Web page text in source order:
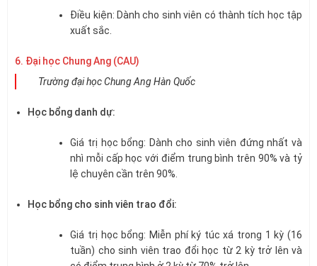
Điều kiện: Dành cho sinh viên có thành tích học tập
xuất sắc.
6. Đại học Chung Ang (CAU)
Trường đại học Chung Ang Hàn Quốc
Học bổng danh dự:
Giá trị học bổng: Dành cho sinh viên đứng nhất và
nhì mỗi cấp học với điểm trung bình trên 90% và tỷ
lệ chuyên cần trên 90%.
Học bổng cho sinh viên trao đổi:
Giá trị học bổng: Miễn phí ký túc xá trong 1 kỳ (16
tuần) cho sinh viên trao đổi học từ 2 kỳ trở lên và